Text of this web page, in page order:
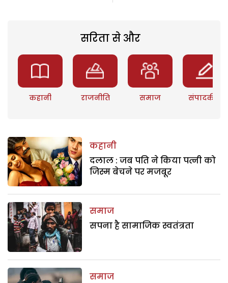
सरिता से और
कहानी राजनीति समाज संपादकीय
कहानी
दलाल : जब पति ने किया पत्नी को
जिस्म बेचने पर मजबूर
समाज
सपना है सामाजिक स्वतंत्रता
समाज